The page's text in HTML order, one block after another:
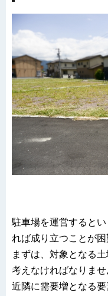
駐車場を運営すると
れば成り立つことが困
まずは、対象となる
考えなければなりませ
近隣に需要増となる